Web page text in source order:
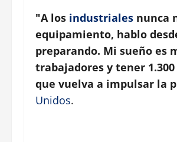
"A los industriales nunca
equipamiento, hablo
preparando. Mi sueño es
trabajadores y tener
que vuelva a impulsar la
Unidos.